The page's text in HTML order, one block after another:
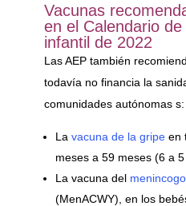
Vacunas
en el Calendario de
infantil de 2022
Las AEP también
todavía no financia la
comunidades autónomas s:
La vacuna de la gripeen
meses a 59 meses (6 a 5
La vacuna del
(MenACWY), en los